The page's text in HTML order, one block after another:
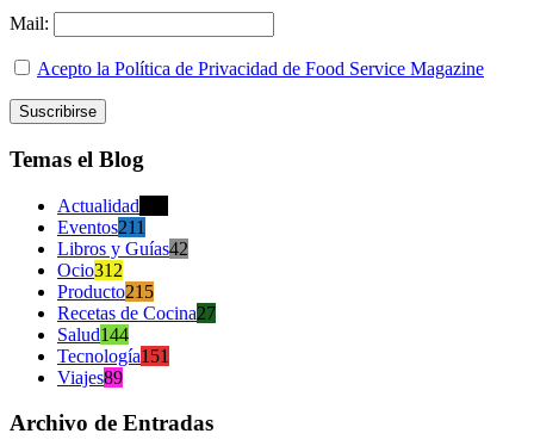
Mail:
Acepto la Política de Privacidad de Food Service Magazine
Temas el Blog
Actualidad
Eventos211
Libros y Guías42
Ocio312
Producto215
Recetas de Cocina27
Salud144
Tecnología151
Viajes89
Archivo de Entradas